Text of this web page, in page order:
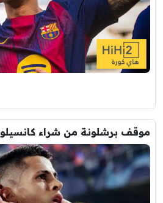
موقف برشلونة من شراء كانسيلو